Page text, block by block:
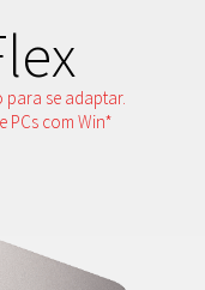
para se adaptar.
PCs com Win*